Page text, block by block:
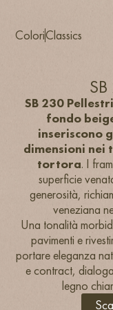
ColoriClassics
SB 230
fondo
inseriscono
dimensioni nei
tortora. I
superficie
generosità,
veneziana
Una tonalità
pavimenti e
portare eleganza
e contract,
legno